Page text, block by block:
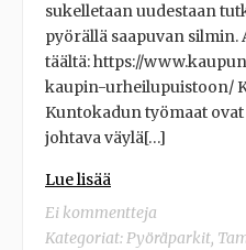
sukelletaan uudestaan
pyörällä saapuvan
täältä: https://
kaupin-urheilupuistoon/
Kuntokadun työmaat
johtava väylä[…]
Lue lisää
Ei kommentteja
Kategoriat:Pyöräparkit,